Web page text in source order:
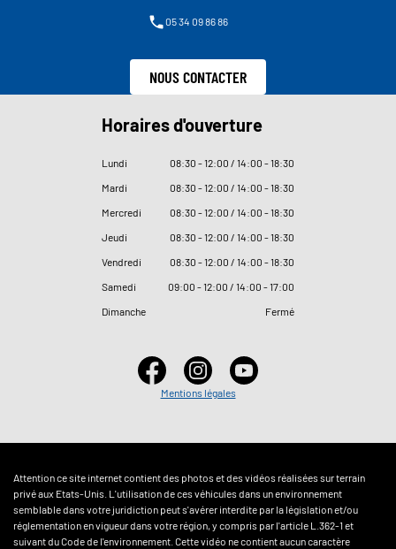
05 34 09 86 86
NOUS CONTACTER
Horaires d'ouverture
Lundi 08:30 - 12:00 / 14:00 - 18:30
Mardi
08:30 - 12:00 / 14:00 - 18:30
Mercredi
08:30 - 12:00 / 14:00 - 18:30
Jeudi
08:30 - 12:00 / 14:00 - 18:30
Vendredi
08:30 - 12:00 / 14:00 - 18:30
Samedi
09:00 - 12:00 / 14:00 - 17:00
Dimanche
Fermé
Mentions légales
Attention ce site internet contient des photos et des vidéos réalisées sur terrain
privé aux Etats-Unis. L'utilisation de ces véhicules dans un environnement
semblable dans votre juridiction peut s'avérer interdite par la législation et/ou
réglementation en vigueur dans votre région, y compris par l'article L.362-1 et
suivant du Code de l'environnement. Cette vidéo ne contient aucun caractère